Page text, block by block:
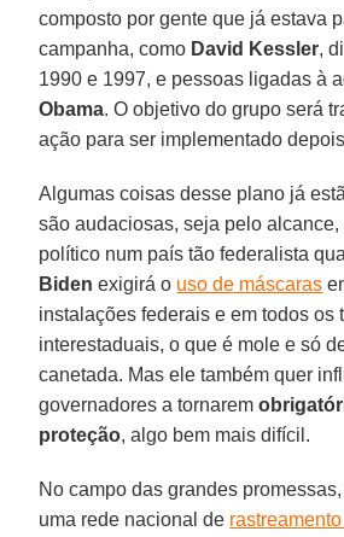
composto por gente que já estava
campanha, como David Kessler,
1990 e 1997, e pessoas ligadas à
Obama. O objetivo do grupo será
ação para ser implementado
Algumas coisas desse plano já
são audaciosas, seja pelo
político num país tão federalista
Biden exigirá o uso de máscaras
instalações federais e em todos os
interestaduais, o que é mole e só
canetada. Mas ele também quer
governadores a tornarem
proteção, algo bem mais difícil.
No campo das grandes
uma rede nacional de